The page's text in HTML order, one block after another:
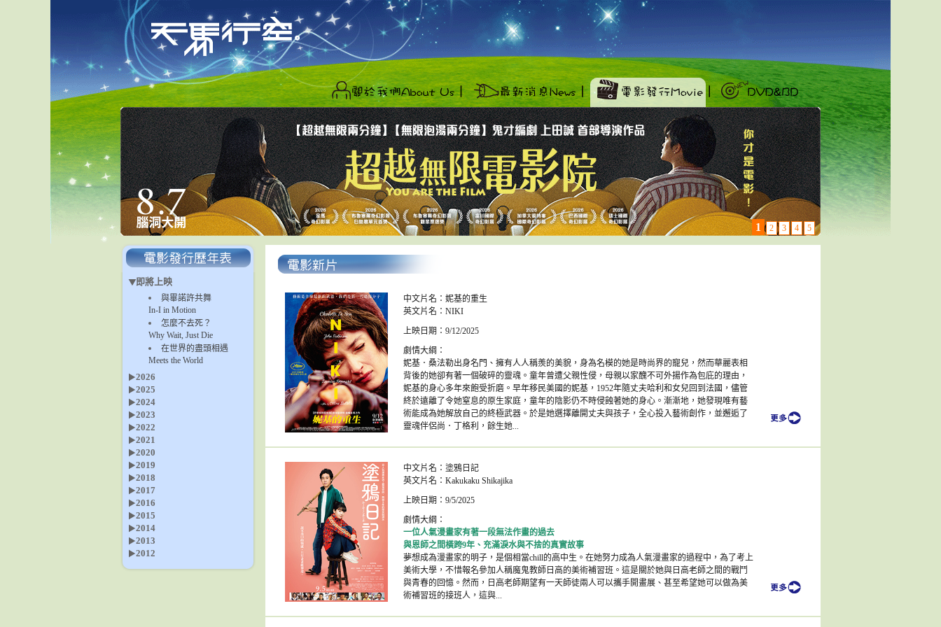
1 2 3 4 5
即將上映
與畢諾許共舞
In-I in Motion
怎麼不去死？
Why Wait, Just Die
在世界的盡頭相遇
Meets the World
2026
2025
2024
2023
2022
2021
2020
2019
2018
2017
2016
2015
2014
2013
2012
中文片名：妮基的重生
英文片名：NIKI
上映日期：9/12/2025
劇情大綱：
妮基．桑法勒出身名門、擁有人人稱羨的美貌，身為名模的她是時尚界的寵兒，然而華麗表相
背後的她卻有著一個破碎的靈魂。童年曾遭父親性侵，母親以家醜不可外揚作為包庇的理由，
妮基的身心多年來飽受折磨。早年移民美國的妮基，1952年隨丈夫哈利和女兒回到法國，儘管
終於遠離了令她窒息的原生家庭，童年的陰影仍不時侵蝕著她的身心。漸漸地，她發現唯有藝
術能成為她解放自己的終極武器。於是她選擇離開丈夫與孩子，全心投入藝術創作，並邂逅了
靈魂伴侶尚．丁格利，餘生她...
中文片名：塗鴉日記
英文片名：Kakukaku Shikajika
上映日期：9/5/2025
劇情大綱：
一位人氣漫畫家有著一段無法作畫的過去
與恩師之間橫跨9年、充滿淚水與不捨的真實故事
夢想成為漫畫家的明子，是個相當chill的高中生。在她努力成為人氣漫畫家的過程中，為了考上
美術大學，不惜報名參加人稱魔鬼教師日高的美術補習班。這是關於她與日高老師之間的戰鬥
與青春的回憶。然而，日高老師期望有一天師徒兩人可以攜手開畫展、甚至希望她可以做為美
術補習班的接班人，這與...